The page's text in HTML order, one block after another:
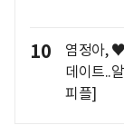
10
염정아,
데이트..
피플]